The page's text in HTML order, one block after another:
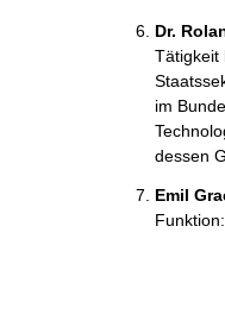
Dr.
Tätigkeit
im
dessen
Emil